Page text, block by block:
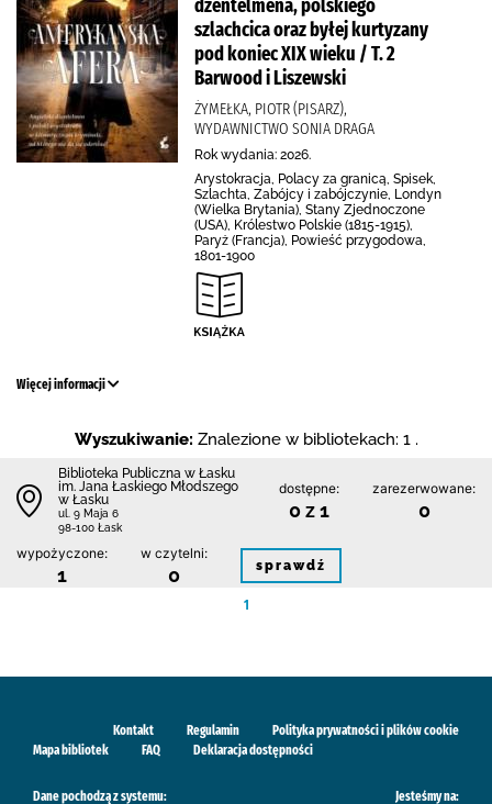
dżentelmena, polskiego
szlachcica oraz byłej kurtyzany
pod koniec XIX wieku / T. 2
Barwood i Liszewski
ŻYMEŁKA, PIOTR (PISARZ),
WYDAWNICTWO SONIA DRAGA
Rok wydania: 2026.
Arystokracja, Polacy za granicą, Spisek,
Szlachta, Zabójcy i zabójczynie, Londyn
(Wielka Brytania), Stany Zjednoczone
(USA), Królestwo Polskie (1815-1915),
Paryż (Francja), Powieść przygodowa,
1801-1900
Więcej informacji
Wyszukiwanie: Znalezione w bibliotekach: 1 .
Biblioteka Publiczna w Łasku
im. Jana Łaskiego Młodszego
w Łasku
ul. 9 Maja 6
98-100 Łask
dostępne:
0 z 1
zarezerwowane:
0
wypożyczone:
1
w czytelni:
0 sprawdź
1
Kontakt Regulamin
Polityka prywatności i plików cookie
Mapa bibliotek
FAQ Deklaracja dostępności
Dane pochodzą z systemu: Jesteśmy na: